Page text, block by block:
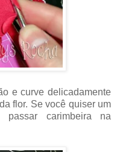
e curve delicadamente
flor. Se você quiser um
passar carimbeira na